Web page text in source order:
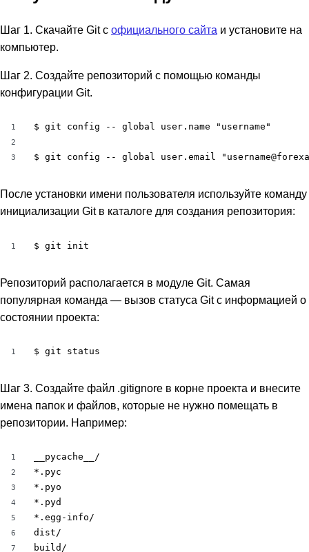
Шаг 1. Скачайте Git с официального сайта и установите на
компьютер.
Шаг 2. Создайте репозиторий с помощью команды
конфигурации Git.
1
2
3
$ git config -- global user.name "username"
$ git config -- global user.email
После установки имени пользователя используйте команду
инициализации Git в каталоге для создания репозитория:
1 $ git init
Репозиторий располагается в модуле Git. Cамая
популярная команда — вызов статуса Git с информацией о
состоянии проекта:
1 $ git status
Шаг 3. Создайте файл .gitignore в корне проекта и внесите
имена папок и файлов, которые не нужно помещать в
репозитории. Например:
1
2
3
4
5
6
7
__pycache__/
*.pyc
*.pyo
*.pyd
*.egg-info/
dist/
build/